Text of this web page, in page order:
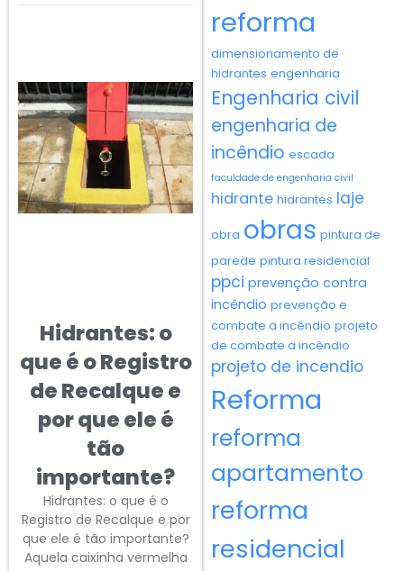
Hidrantes: o
que é o Registro
de Recalque e
por que ele é
tão
importante?
Hidrantes: o que é o
Registro de Recalque e por
que ele é tão importante?
Aquela caixinha vermelha
reforma
dimensionamento de
hidrantes engenharia
Engenharia civil
engenharia de
incêndio escada
faculdade de engenharia civil
hidrante hidrantes laje
obra obras pintura de
parede pintura residencial
ppci prevenção contra
incêndio prevenção e
combate a incêndio projeto
de combate a incêndio
projeto de incendio
Reforma
reforma
apartamento
reforma
residencial